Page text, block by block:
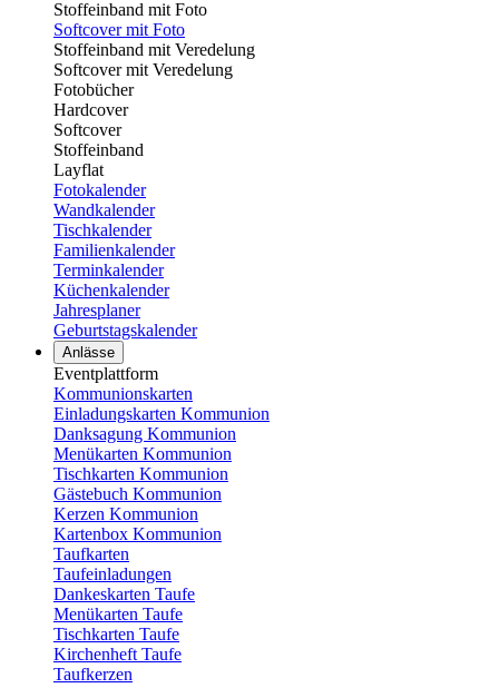
Stoffeinband mit Foto
Softcover mit Foto
Stoffeinband mit Veredelung
Softcover mit Veredelung
Fotobücher
Hardcover
Softcover
Stoffeinband
Layflat
Fotokalender
Wandkalender
Tischkalender
Familienkalender
Terminkalender
Küchenkalender
Jahresplaner
Geburtstagskalender
Anlässe
Eventplattform
Kommunionskarten
Einladungskarten Kommunion
Danksagung Kommunion
Menükarten Kommunion
Tischkarten Kommunion
Gästebuch Kommunion
Kerzen Kommunion
Kartenbox Kommunion
Taufkarten
Taufeinladungen
Dankeskarten Taufe
Menükarten Taufe
Tischkarten Taufe
Kirchenheft Taufe
Taufkerzen